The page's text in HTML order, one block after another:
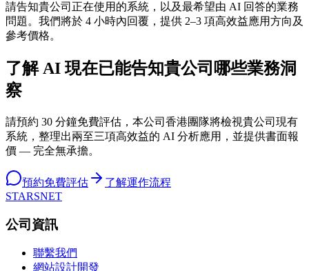
請告知貴公司正在使用的系統，以及最希望由 AI 回答的業務
問題。我們將於 4 小時內回覆，提供 2–3 項高效益應用方向及
參考價格。
了解 AI 現在已能告知貴公司哪些業務洞
察
請預約 30 分鐘免費評估，本公司香港團隊將檢視貴公司現有
系統，整理出兩至三項高效益的 AI 分析應用，並提供書面報
價 — 完全無承擔。
預約免費評估
了解運作流程
STARSNET
公司資訊
聯繫我們
網站設計開發